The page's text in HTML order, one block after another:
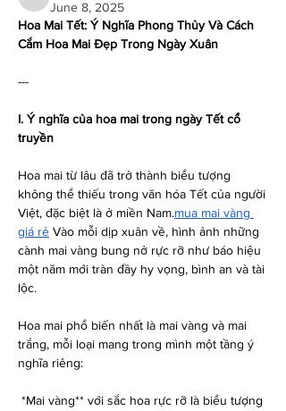
engine.aszm888
June 8, 2025
Hoa Mai Tết: Ý Nghĩa Phong Thủy Và Cách
Cắm Hoa Mai Đẹp Trong Ngày Xuân
---
I. Ý nghĩa của hoa mai trong ngày Tết cổ
truyền
Hoa mai từ lâu đã trở thành biểu tượng
không thể thiếu trong văn hóa Tết của người
Việt, đặc biệt là ở miền Nam.mua mai vàng
giá rẻ Vào mỗi dịp xuân về, hình ảnh những
cành mai vàng bung nở rực rỡ như báo hiệu
một năm mới tràn đầy hy vọng, bình an và tài
lộc.
Hoa mai phổ biến nhất là mai vàng và mai
trắng, mỗi loại mang trong mình một tầng ý
nghĩa riêng:
*Mai vàng** với sắc hoa rực rỡ là biểu tượng